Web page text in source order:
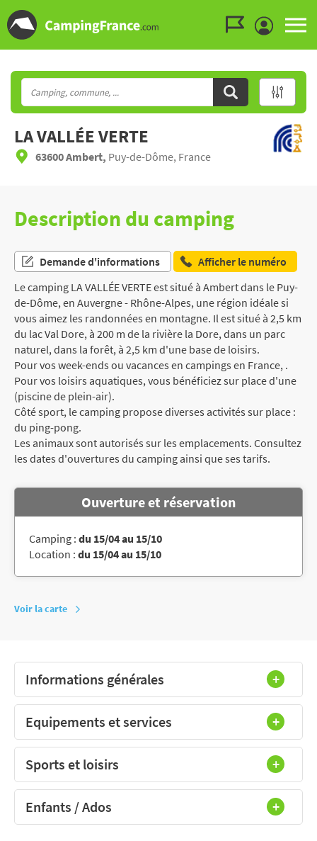
LA VALLÉE VERTE
63600 Ambert, Puy-de-Dôme, France
Description du camping
Demande d'informations
Afficher le numéro
Le camping LA VALLÉE VERTE est situé à Ambert dans le Puy-
de-Dôme, en Auvergne - Rhône-Alpes, une région idéale si
vous aimez les randonnées en montagne. Il est situé à 2,5 km
du lac Val Dore, à 200 m de la rivière la Dore, dans un parc
naturel, dans la forêt, à 2,5 km d'une base de loisirs.
Pour vos week-ends ou vacances en campings en France, .
Pour vos loisirs aquatiques, vous bénéficiez sur place d'une
(piscine de plein-air).
Côté sport, le camping propose diverses activités sur place :
du ping-pong.
Les animaux sont autorisés sur les emplacements. Consultez
les dates d'ouvertures du camping ainsi que ses tarifs.
Ouverture et réservation
Camping : du 15/04 au 15/10
Location : du 15/04 au 15/10
Voir la carte
Informations générales
Equipements et services
Sports et loisirs
Enfants / Ados